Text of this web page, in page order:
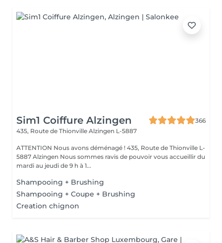
Sim1 Coiffure Alzingen
366
435, Route de Thionville Alzingen L-5887
ATTENTION Nous avons déménagé ! 435, Route de Thionville L-
5887 Alzingen Nous sommes ravis de pouvoir vous accueillir du
mardi au jeudi de 9 h à 1...
Shampooing + Brushing
Shampooing + Coupe + Brushing
Creation chignon